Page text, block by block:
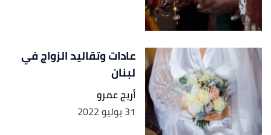
عادات وتقاليد الزواج في
لبنان
أريج عمرو
31 يوليو 2022